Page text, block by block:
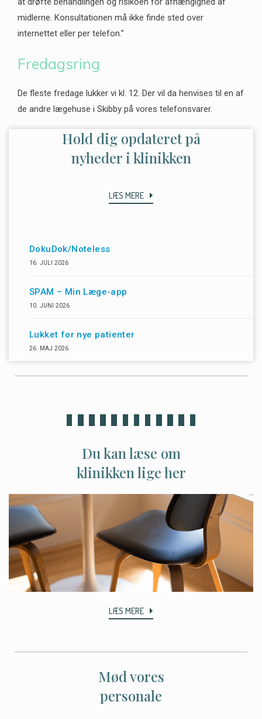
midlerne. Konsultationen må ikke finde sted over
internettet eller per telefon.”
Fredagsring
De fleste fredage lukker vi kl. 12. Der vil da henvises til en af
de andre lægehuse i Skibby på vores telefonsvarer.
Hold dig opdateret på
nyheder i klinikken
LÆS MERE
DokuDok/Noteless
16. JULI 2026
SPAM – Min Læge-app
10. JUNI 2026
Lukket for nye patienter
26. MAJ 2026
Du kan læse om
klinikken lige her
LÆS MERE
Mød vores
personale